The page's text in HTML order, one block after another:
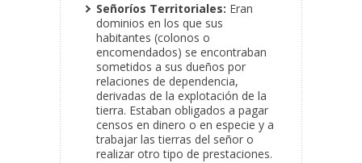
Señoríos Territoriales: Eran
dominios en los que sus
habitantes (colonos o
encomendados) se encontraban
sometidos a sus dueños por
relaciones de dependencia,
derivadas de la explotación de la
tierra. Estaban obligados a pagar
censos en dinero o en especie y a
trabajar las tierras del señor o
realizar otro tipo de prestaciones.